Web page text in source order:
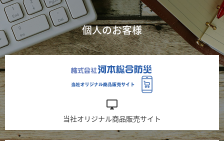
個人のお客様
desktop_windows
当社オリジナル商品販売サイト